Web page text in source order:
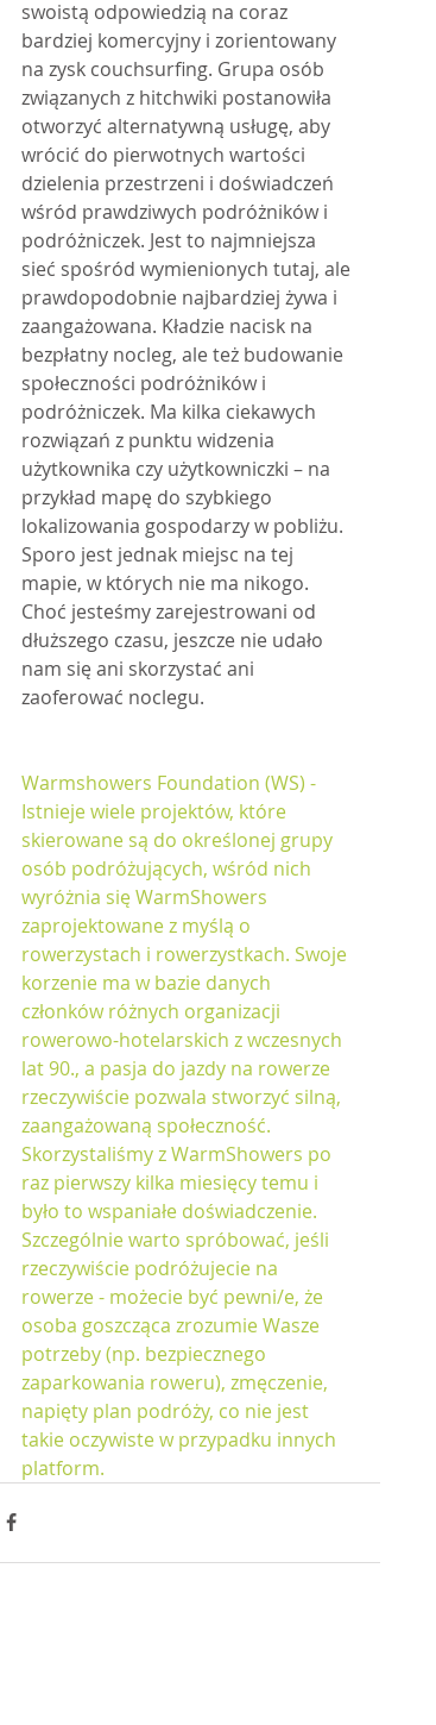
swoistą odpowiedzią na coraz
bardziej komercyjny i zorientowany
na zysk couchsurfing. Grupa osób
związanych z hitchwiki postanowiła
otworzyć alternatywną usługę, aby
wrócić do pierwotnych wartości
dzielenia przestrzeni i doświadczeń
wśród prawdziwych podróżników i
podróżniczek. Jest to najmniejsza
sieć spośród wymienionych tutaj, ale
prawdopodobnie najbardziej żywa i
zaangażowana. Kładzie nacisk na
bezpłatny nocleg, ale też budowanie
społeczności podróżników i
podróżniczek. Ma kilka ciekawych
rozwiązań z punktu widzenia
użytkownika czy użytkowniczki – na
przykład mapę do szybkiego
lokalizowania gospodarzy w pobliżu.
Sporo jest jednak miejsc na tej
mapie, w których nie ma nikogo.
Choć jesteśmy zarejestrowani od
dłuższego czasu, jeszcze nie udało
nam się ani skorzystać ani
zaoferować noclegu.
Warmshowers Foundation (WS) -
Istnieje wiele projektów, które
skierowane są do określonej grupy
osób podróżujących, wśród nich
wyróżnia się WarmShowers
zaprojektowane z myślą o
rowerzystach i rowerzystkach. Swoje
korzenie ma w bazie danych
członków różnych organizacji
rowerowo-hotelarskich z wczesnych
lat 90., a pasja do jazdy na rowerze
rzeczywiście pozwala stworzyć silną,
zaangażowaną społeczność.
Skorzystaliśmy z WarmShowers po
raz pierwszy kilka miesięcy temu i
było to wspaniałe doświadczenie.
Szczególnie warto spróbować, jeśli
rzeczywiście podróżujecie na
rowerze - możecie być pewni/e, że
osoba goszcząca zrozumie Wasze
potrzeby (np. bezpiecznego
zaparkowania roweru), zmęczenie,
napięty plan podróży, co nie jest
takie oczywiste w przypadku innych
platform.